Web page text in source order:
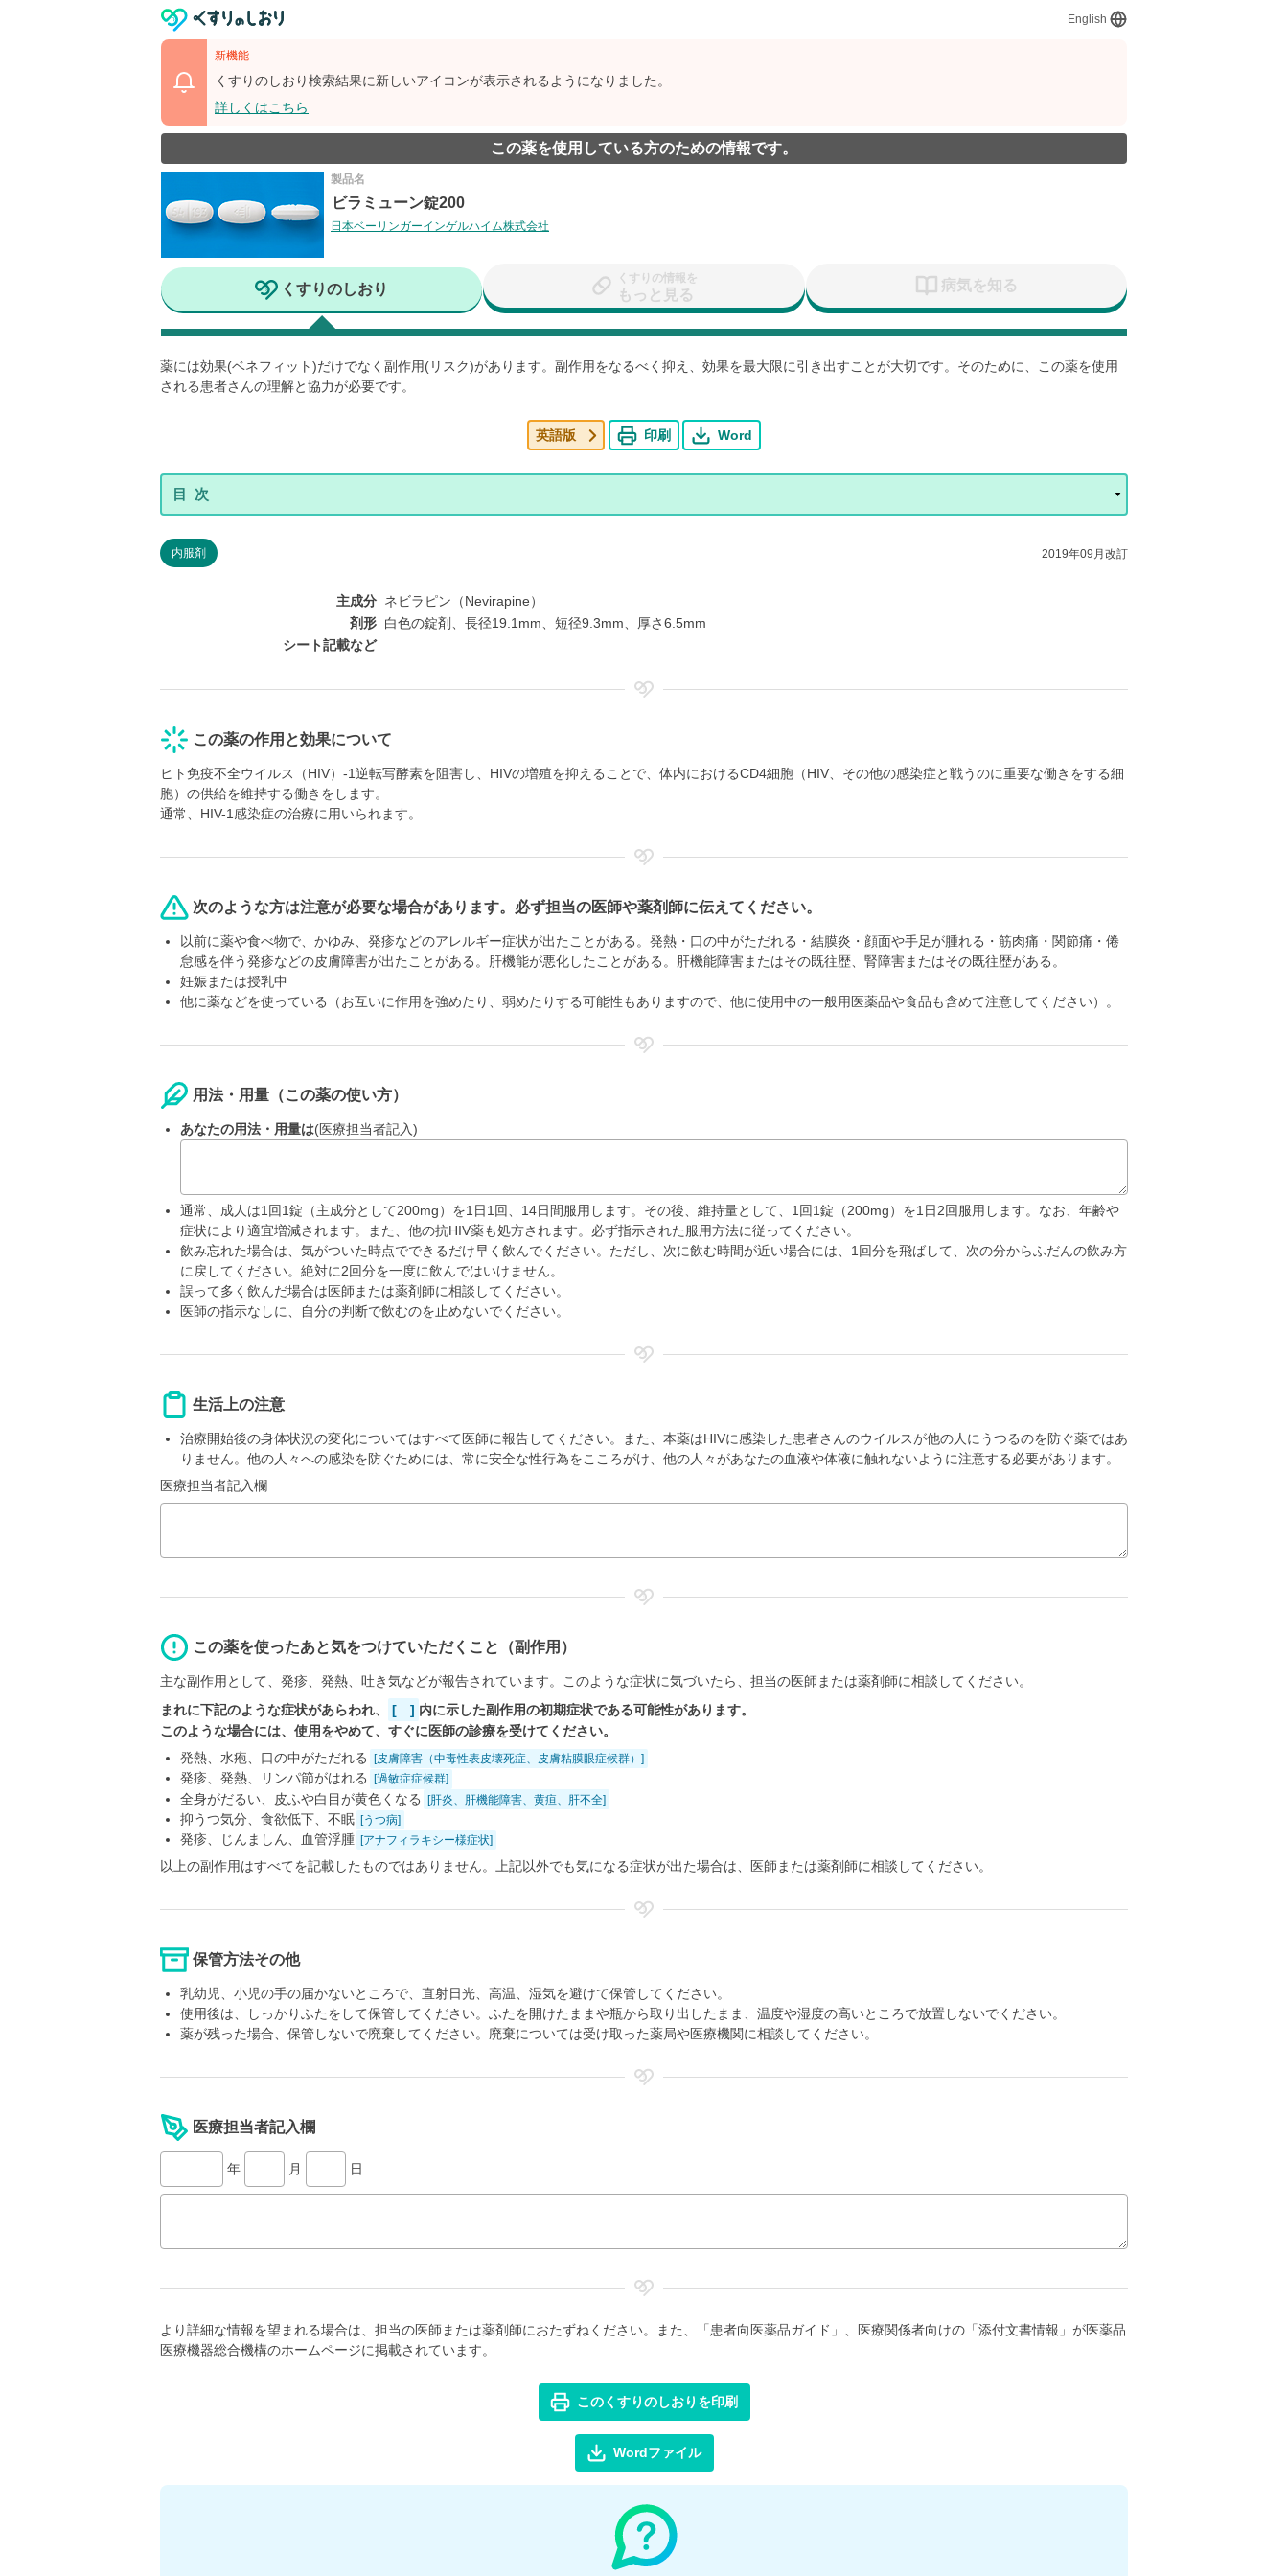
English
新機能
くすりのしおり検索結果に新しいアイコンが表示されるようになりました。
詳しくはこちら
この薬を使用している方のための情報です。
製品名
ビラミューン錠200
日本ベーリンガーインゲルハイム株式会社
くすりのしおり
くすりの情報を
もっと見る
病気を知る
薬には効果(ベネフィット)だけでなく副作用(リスク)があります。副作用をなるべく抑え、効果を最大限に引き出すことが大切です。そのために、この薬を使用
される患者さんの理解と協力が必要です。
英語版 印刷 Word
内服剤 2019年09月改訂
主成分 ネビラピン（Nevirapine）
剤形 白色の錠剤、長径19.1mm、短径9.3mm、厚さ6.5mm
シート記載など
この薬の作用と効果について
ヒト免疫不全ウイルス（HIV）-1逆転写酵素を阻害し、HIVの増殖を抑えることで、体内におけるCD4細胞（HIV、その他の感染症と戦うのに重要な働きをする細
胞）の供給を維持する働きをします。
通常、HIV-1感染症の治療に用いられます。
次のような方は注意が必要な場合があります。必ず担当の医師や薬剤師に伝えてください。
以前に薬や食べ物で、かゆみ、発疹などのアレルギー症状が出たことがある。発熱・口の中がただれる・結膜炎・顔面や手足が腫れる・筋肉痛・関節痛・倦
怠感を伴う発疹などの皮膚障害が出たことがある。肝機能が悪化したことがある。肝機能障害またはその既往歴、腎障害またはその既往歴がある。
妊娠または授乳中
他に薬などを使っている（お互いに作用を強めたり、弱めたりする可能性もありますので、他に使用中の一般用医薬品や食品も含めて注意してください）。
用法・用量（この薬の使い方）
あなたの用法・用量は(医療担当者記入)
通常、成人は1回1錠（主成分として200mg）を1日1回、14日間服用します。その後、維持量として、1回1錠（200mg）を1日2回服用します。なお、年齢や
症状により適宜増減されます。また、他の抗HIV薬も処方されます。必ず指示された服用方法に従ってください。
飲み忘れた場合は、気がついた時点でできるだけ早く飲んでください。ただし、次に飲む時間が近い場合には、1回分を飛ばして、次の分からふだんの飲み方
に戻してください。絶対に2回分を一度に飲んではいけません。
誤って多く飲んだ場合は医師または薬剤師に相談してください。
医師の指示なしに、自分の判断で飲むのを止めないでください。
生活上の注意
治療開始後の身体状況の変化についてはすべて医師に報告してください。また、本薬はHIVに感染した患者さんのウイルスが他の人にうつるのを防ぐ薬ではあ
りません。他の人々への感染を防ぐためには、常に安全な性行為をこころがけ、他の人々があなたの血液や体液に触れないように注意する必要があります。
医療担当者記入欄
この薬を使ったあと気をつけていただくこと（副作用）
主な副作用として、発疹、発熱、吐き気などが報告されています。このような症状に気づいたら、担当の医師または薬剤師に相談してください。
まれに下記のような症状があらわれ、
[ ] 内に示した副作用の初期症状である可能性があります。
このような場合には、使用をやめて、すぐに医師の診療を受けてください。
発熱、水疱、口の中がただれる
[皮膚障害（中毒性表皮壊死症、皮膚粘膜眼症候群）]
発疹、発熱、リンパ節がはれる [過敏症症候群]
全身がだるい、皮ふや白目が黄色くなる [肝炎、肝機能障害、黄疸、肝不全]
抑うつ気分、食欲低下、不眠 [うつ病]
発疹、じんましん、血管浮腫 [アナフィラキシー様症状]
以上の副作用はすべてを記載したものではありません。上記以外でも気になる症状が出た場合は、医師または薬剤師に相談してください。
保管方法その他
乳幼児、小児の手の届かないところで、直射日光、高温、湿気を避けて保管してください。
使用後は、しっかりふたをして保管してください。ふたを開けたままや瓶から取り出したまま、温度や湿度の高いところで放置しないでください。
薬が残った場合、保管しないで廃棄してください。廃棄については受け取った薬局や医療機関に相談してください。
医療担当者記入欄
年 月 日
より詳細な情報を望まれる場合は、担当の医師または薬剤師におたずねください。また、「患者向医薬品ガイド」、医療関係者向けの「添付文書情報」が医薬品
医療機器総合機構のホームページに掲載されています。
このくすりのしおりを印刷
Wordファイル